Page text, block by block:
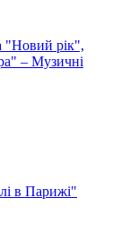
"Новий рік",
– Музичні
в Парижі"